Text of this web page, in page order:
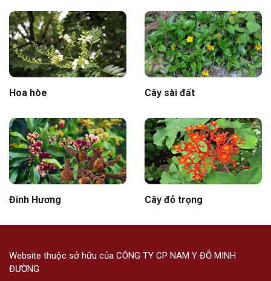
Hoa hòe Cây sài đất
Đinh Hương Cây đỗ trọng
Website thuộc sở hữu của CÔNG TY CP NAM Y ĐỖ MINH
ĐƯỜNG